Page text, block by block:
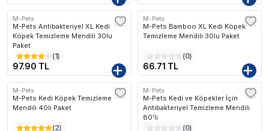
M-Pets
M-Pets Antibakteriyel XL Kedi
Köpek Temizleme Mendili 30lu
Paket
(1)
97.90 TL
M-Pets
M-Pets Bamboo XL Kedi Köpek
Temizleme Mendili 30lu Paket
(0)
66.71 TL
M-Pets
M-Pets Kedi Köpek Temizleme
Mendili 40lı Paket
(2)
M-Pets
M-Pets Kedi ve Köpekler İçin
Antibakteriyel Temizleme Mendili
80'li
(0)